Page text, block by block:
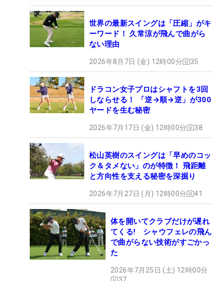
世界の最新スイングは「圧縮」がキ
ーワード！ 久常涼が飛んで曲がら
ない理由
2026年8月7日 (金) 12時00分 35
ドラコン女子プロはシャフトを3回
しならせる！ 「逆→順→逆」が300
ヤードを生む秘密
2026年7月17日 (金) 12時00分 38
松山英樹のスイングは「早めのコッ
ク＆タメない」のが特徴！ 飛距離
と方向性を支える秘密を深掘り
2026年7月27日 (月) 12時00分 41
体を開いてクラブだけが遅れ
てくる! シャウフェレの飛ん
で曲がらない技術がすごかっ
た
2026年7月25日 (土) 12時00分